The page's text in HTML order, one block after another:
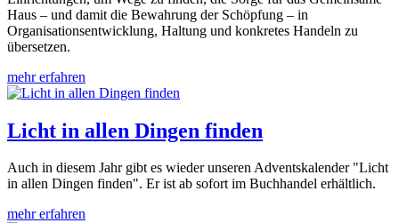
Haus – und damit die Bewahrung der Schöpfung – in
Organisationsentwicklung, Haltung und konkretes Handeln zu
übersetzen.
mehr erfahren
Licht in allen Dingen finden
Auch in diesem Jahr gibt es wieder unseren Adventskalender "Licht
in allen Dingen finden". Er ist ab sofort im Buchhandel erhältlich.
mehr erfahren